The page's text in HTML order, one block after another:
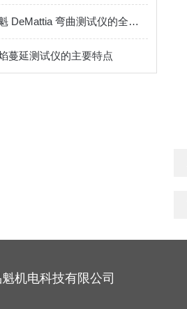
品魁 DeMattia 弯曲测试仪的全场景适配指南
蔓延测试仪的主要特点
机电科技有限公司